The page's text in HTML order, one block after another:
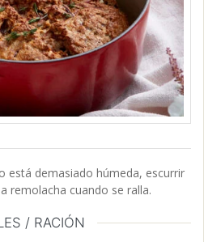
está demasiado húmeda, escurrir
remolacha cuando se ralla.
/ RACIÓN